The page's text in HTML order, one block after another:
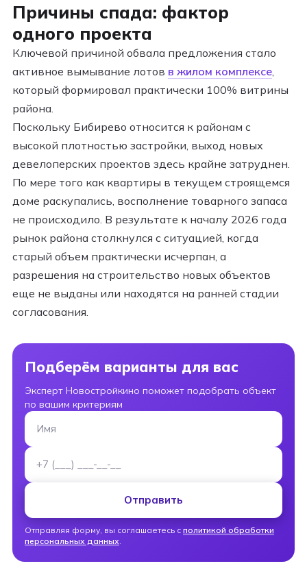
Причины спада: фактор
одного проекта
Ключевой причиной обвала предложения стало
активное вымывание лотов в жилом комплексе
который формировал практически 100% витрины
района.
Поскольку Бибирево относится к районам с
высокой плотностью застройки, выход новых
девелоперских проектов здесь крайне затруднен.
По мере того как квартиры в текущем строящемся
доме раскупались, восполнение товарного запаса
не происходило. В результате к началу 2026 года
рынок района столкнулся с ситуацией, когда
старый объем практически исчерпан, а
разрешения на строительство новых объектов
еще не выданы или находятся на ранней стадии
согласования.
Подберём варианты для вас
Эксперт Новостройкино поможет подобрать объект
по вашим критериям
Имя
Номер телефона
Отправить
Отправляя форму, вы соглашаетесь с политикой обработки
персональных данных